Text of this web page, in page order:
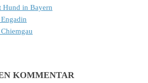
Hund in Bayern
KOMMENTAR